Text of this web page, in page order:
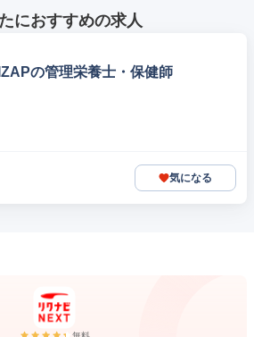
におすすめの求人
の管理栄養士・保健師
気になる